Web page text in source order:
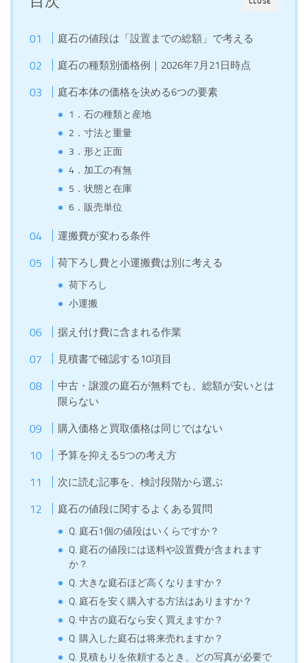
庭石の値段は「設置までの総額」で考える
庭石の種類別価格例｜2026年7月21日時点
庭石本体の価格を決める6つの要素
1．石の種類と産地
2．寸法と重量
3．形と正面
4．加工の有無
5．状態と在庫
6．販売単位
運搬費が変わる条件
荷下ろし費と小運搬費は別に考える
荷下ろし
小運搬
据え付け費に含まれる作業
見積書で確認する10項目
中古・譲渡の庭石が無料でも、総額が安いとは
限らない
購入価格と買取価格は同じではない
予算を抑える5つの考え方
次に読む記事を、検討段階から選ぶ
庭石の値段に関するよくある質問
Q. 庭石1個の値段はいくらですか？
Q. 庭石の値段には送料や設置費が含まれます
か？
Q. 大きな庭石ほど高くなりますか？
Q. 庭石を安く購入する方法はありますか？
Q. 中古の庭石なら安く買えますか？
Q. 購入した庭石は将来売れますか？
Q. 見積もりを依頼するとき、どの写真が必要で